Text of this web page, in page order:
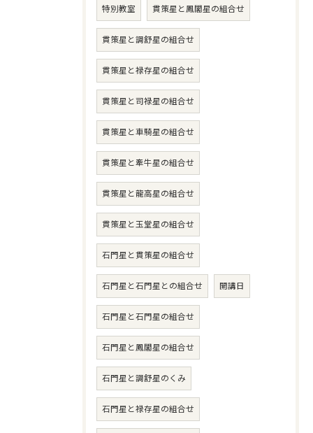
特別教室 貫策星と鳳閣星の組合せ
貫策星と調舒星の組合せ
貫策星と禄存星の組合せ
貫策星と司禄星の組合せ
貫策星と車騎星の組合せ
貫策星と牽牛星の組合せ
貫策星と龍高星の組合せ
貫策星と玉堂星の組合せ
石門星と貫策星の組合せ
石門星と石門星との組合せ 開講日
石門星と石門星の組合せ
石門星と鳳閣星の組合せ
石門星と調舒星のくみ
石門星と禄存星の組合せ